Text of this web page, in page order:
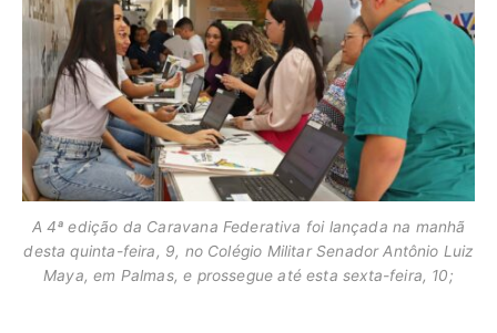
A 4ª edição da Caravana Federativa foi lançada na manhã
desta quinta-feira, 9, no Colégio Militar Senador Antônio Luiz
Maya, em Palmas, e prossegue até esta sexta-feira, 10;